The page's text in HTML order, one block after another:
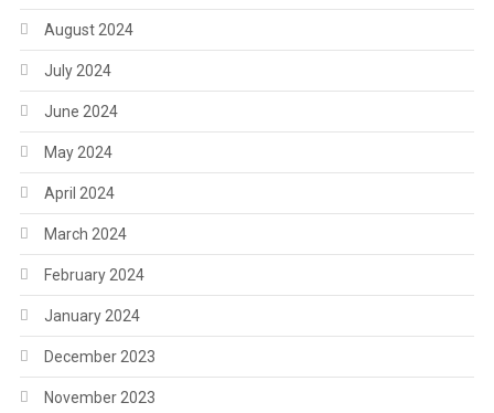
August 2024
July 2024
June 2024
May 2024
April 2024
March 2024
February 2024
January 2024
December 2023
November 2023